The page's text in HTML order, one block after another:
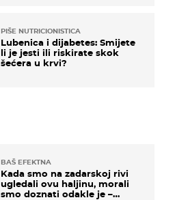
PIŠE NUTRICIONISTICA
Lubenica i dijabetes: Smijete
li je jesti ili riskirate skok
šećera u krvi?
BAŠ EFEKTNA
Kada smo na zadarskoj rivi
ugledali ovu haljinu, morali
smo doznati odakle je –